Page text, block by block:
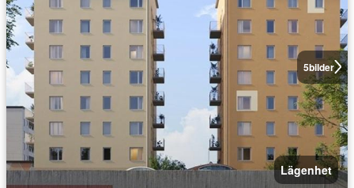
5bilder
Lägenhet